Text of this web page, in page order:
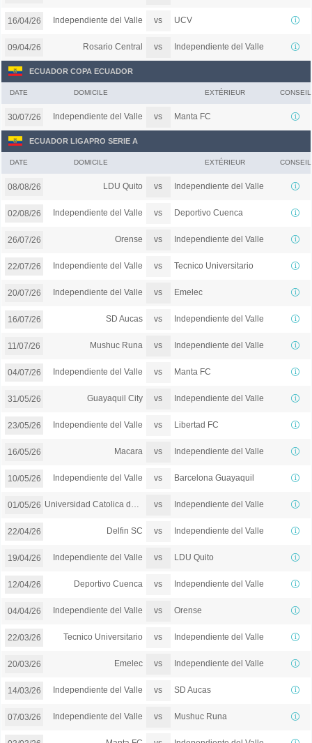
16/04/26 Independiente del Valle vs UCV
09/04/26 Rosario Central vs Independiente del Valle
ECUADOR COPA ECUADOR
DATE DOMICILE EXTÉRIEUR CONSEIL
30/07/26 Independiente del Valle vs Manta FC
ECUADOR LIGAPRO SERIE A
DATE DOMICILE EXTÉRIEUR CONSEIL
08/08/26 LDU Quito vs Independiente del Valle
02/08/26 Independiente del Valle vs Deportivo Cuenca
26/07/26 Orense vs Independiente del Valle
22/07/26 Independiente del Valle vs Tecnico Universitario
20/07/26 Independiente del Valle vs Emelec
16/07/26 SD Aucas vs Independiente del Valle
11/07/26 Mushuc Runa vs Independiente del Valle
04/07/26 Independiente del Valle vs Manta FC
31/05/26 Guayaquil City vs Independiente del Valle
23/05/26 Independiente del Valle vs Libertad FC
16/05/26 Macara vs Independiente del Valle
10/05/26 Independiente del Valle vs Barcelona Guayaquil
01/05/26 Universidad Catolica del Ecuador vs Independiente del Valle
22/04/26 Delfin SC vs Independiente del Valle
19/04/26 Independiente del Valle vs LDU Quito
12/04/26 Deportivo Cuenca vs Independiente del Valle
04/04/26 Independiente del Valle vs Orense
22/03/26 Tecnico Universitario vs Independiente del Valle
20/03/26 Emelec vs Independiente del Valle
14/03/26 Independiente del Valle vs SD Aucas
07/03/26 Independiente del Valle vs Mushuc Runa